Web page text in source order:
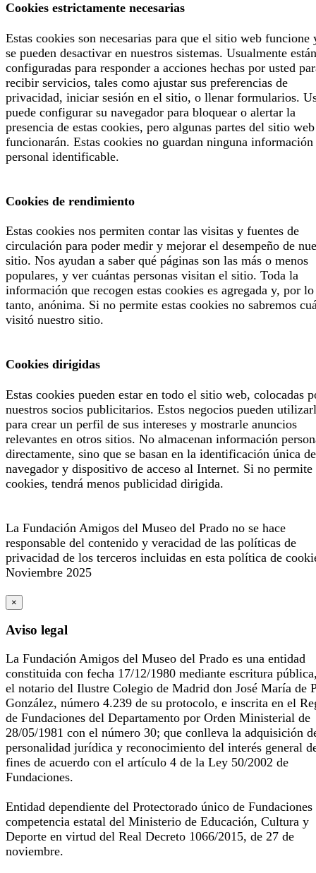
Cookies estrictamente necesarias
Estas cookies son necesarias para que el sitio web funcione
se pueden desactivar en nuestros sistemas. Usualmente están
configuradas para responder a acciones hechas por usted
recibir servicios, tales como ajustar sus preferencias de
privacidad, iniciar sesión en el sitio, o llenar formularios.
puede configurar su navegador para bloquear o alertar la
presencia de estas cookies, pero algunas partes del sitio
funcionarán. Estas cookies no guardan ninguna información
personal identificable.
Cookies de rendimiento
Estas cookies nos permiten contar las visitas y fuentes de
circulación para poder medir y mejorar el desempeño de
sitio. Nos ayudan a saber qué páginas son las más o menos
populares, y ver cuántas personas visitan el sitio. Toda la
información que recogen estas cookies es agregada y, por lo
tanto, anónima. Si no permite estas cookies no sabremos
visitó nuestro sitio.
Cookies dirigidas
Estas cookies pueden estar en todo el sitio web, colocadas
nuestros socios publicitarios. Estos negocios pueden
para crear un perfil de sus intereses y mostrarle anuncios
relevantes en otros sitios. No almacenan información
directamente, sino que se basan en la identificación única
navegador y dispositivo de acceso al Internet. Si no permite
cookies, tendrá menos publicidad dirigida.
La Fundación Amigos del Museo del Prado no se hace
responsable del contenido y veracidad de las políticas de
privacidad de los terceros incluidas en esta política de
Noviembre 2025
×
Aviso legal
La Fundación Amigos del Museo del Prado es una entidad
constituida con fecha 17/12/1980 mediante escritura
el notario del Ilustre Colegio de Madrid don José María de
González, número 4.239 de su protocolo, e inscrita en el
de Fundaciones del Departamento por Orden Ministerial de
28/05/1981 con el número 30; que conlleva la adquisición
personalidad jurídica y reconocimiento del interés general
fines de acuerdo con el artículo 4 de la Ley 50/2002 de
Fundaciones.
Entidad dependiente del Protectorado único de Fundaciones
competencia estatal del Ministerio de Educación, Cultura y
Deporte en virtud del Real Decreto 1066/2015, de 27 de
noviembre.